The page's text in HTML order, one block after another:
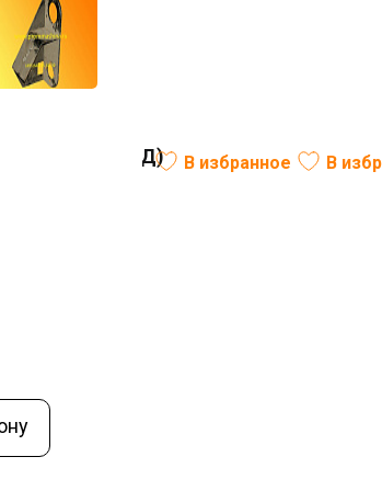
щека левая ЭД) В избранное В